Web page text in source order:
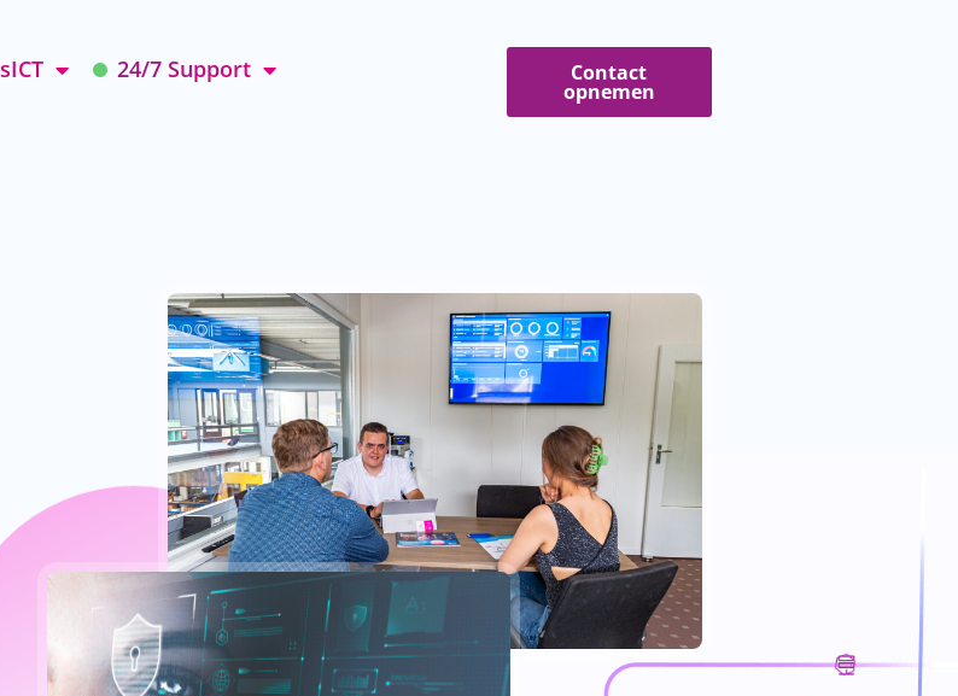
24/7 Support Contact
opnemen